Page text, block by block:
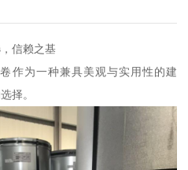
信赖之基
作为一种兼具美观与实用性的建
择。